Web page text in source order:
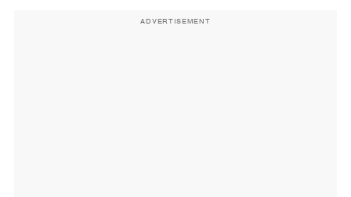
ADVERTISEMENT